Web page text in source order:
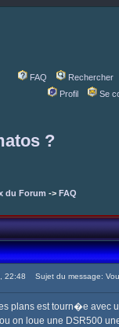
FAQ
Rechercher
Profil
Se
?
du Forum -> FAQ
22:48 Sujet du message:
plans est tourn�e avec
on loue une DSR500